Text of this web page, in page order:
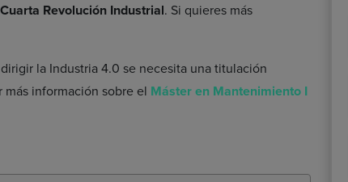
Cuarta Revolución Industrial. Si quieres más
la Industria 4.0 se necesita una titulación
información sobre el Máster en Mantenimiento I